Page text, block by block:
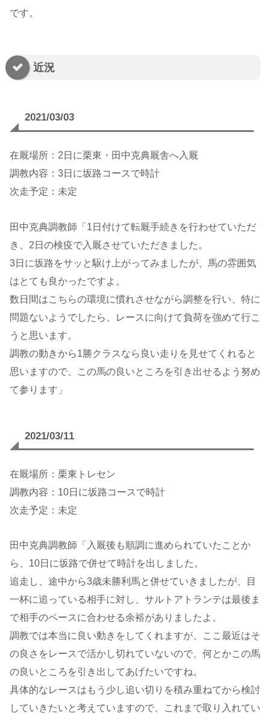
です。
近況
2021/03/03
在厩場所：2日に栗東・田中克典厩舎へ入厩
調教内容：3日に坂路コースで時計
次走予定：未定
田中克典調教師「1日付けて転厩手続きを行わせていただ
き、2日の検疫で入厩させていただきました。
3日に坂路をサッと駆け上がってみましたが、馬の雰囲気
はとても良かったですよ。
数日間はこちらの環境に慣れさせながら調整を行い、特に
問題ないようでしたら、レースに向けて負荷を強めて行こ
うと思います。
調教の動きから1勝クラスなら良い走りを見せてくれると
思いますので、この馬の良いところを引き出せるよう努め
て参ります」
2021/03/11
在厩場所：栗東トレセン
調教内容：10日に坂路コースで時計
次走予定：未定
田中克典調教師「入厩後も順調に進められていたことか
ら、10日に坂路で併せて時計を出しました。
追走し、途中から3歳未勝利馬と併せていきましたが、目
一杯に追っている相手に対し、サルトアトランテは最後ま
で相手のペースに合わせる余裕がありましたよ。
調教では本当に良い動きをしてくれますが、ここ最近はそ
の良さをレースで活かし切れていないので、何とかこの馬
の良いところを引き出してあげたいですね。
具体的なレースはもう少し追い切りを積み重ねてから検討
していきたいと考えていますので、これまで取り入れてい